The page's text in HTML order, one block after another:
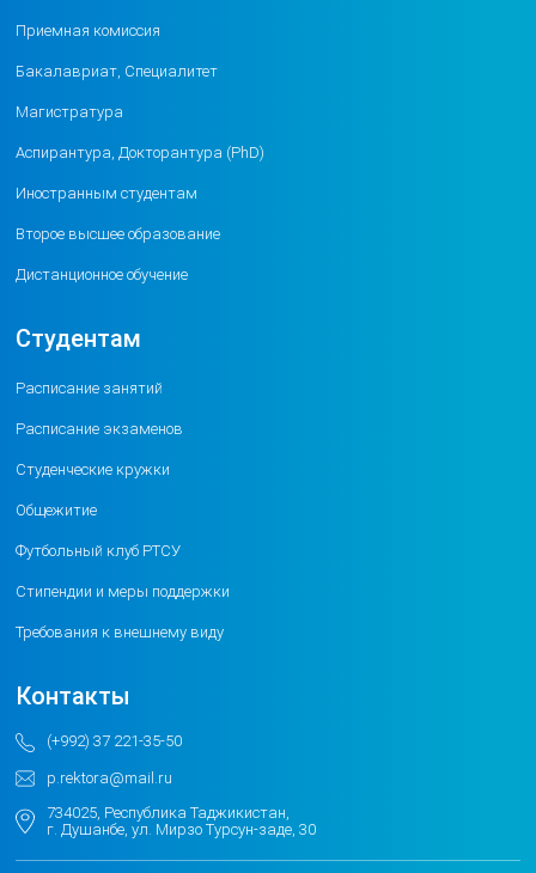
Приемная комиссия
Бакалавриат, Специалитет
Магистратура
Аспирантура, Докторантура (PhD)
Иностранным студентам
Второе высшее образование
Дистанционное обучение
Студентам
Расписание занятий
Расписание экзаменов
Студенческие кружки
Общежитие
Футбольный клуб РТСУ
Стипендии и меры поддержки
Требования к внешнему виду
Контакты
(+992) 37 221-35-50
p.rektora@mail.ru
734025, Республика Таджикистан,
г. Душанбе, ул. Мирзо Турсун-заде, 30